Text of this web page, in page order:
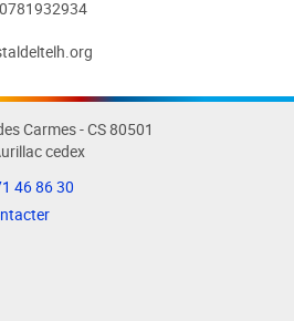
0781932934
Carmes - CS 80501
cedex
46 86 30